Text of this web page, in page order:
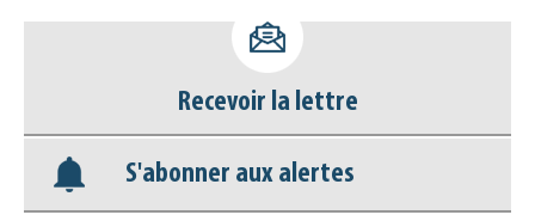
Nos veilles Scoop.it
Appels à projets
Recevoir la lettre
S'abonner aux alertes